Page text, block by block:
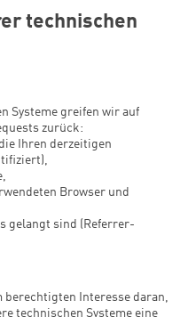
technischen
Systeme greifen wir auf
zurück:
Ihren derzeitigen
Browser und
gelangt sind (Referrer-
berechtigten Interesse daran,
technischen Systeme eine